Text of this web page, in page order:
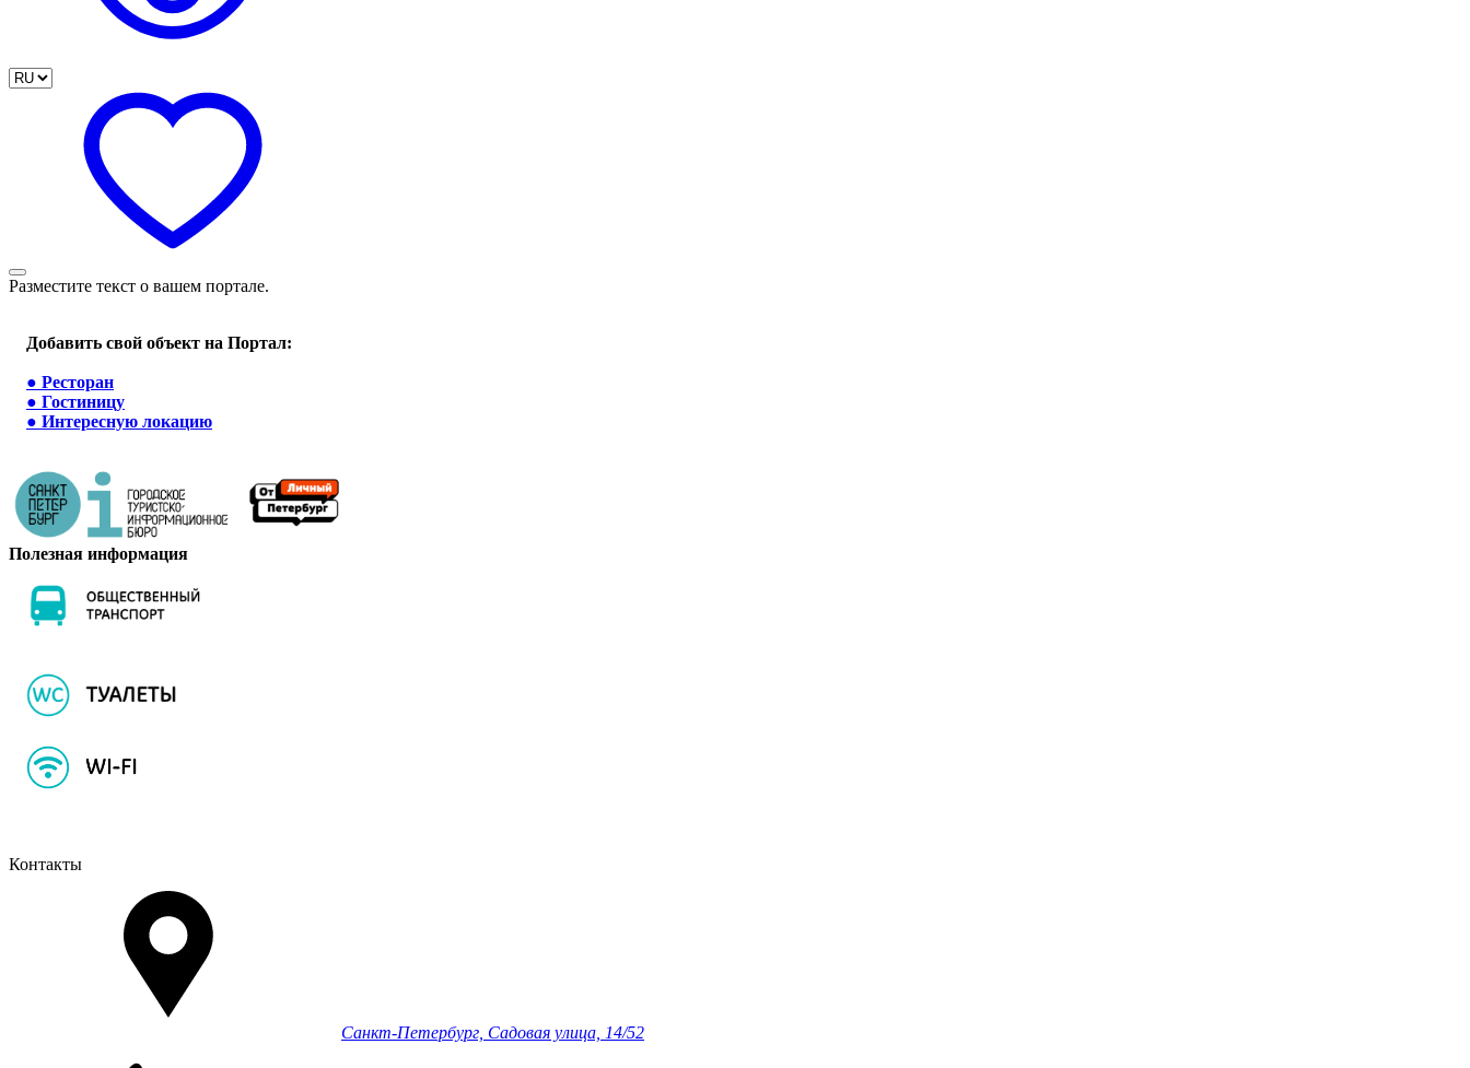
Разместите текст о вашем портале.
Добавить свой объект на Портал:
● Ресторан
● Гостиницу
● Интересную локацию
Полезная информация
Контакты
Санкт-Петербург, Садовая улица, 14/52